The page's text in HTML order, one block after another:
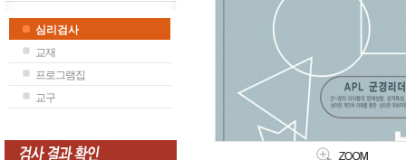
심리검사
교재
프로그램집
교구